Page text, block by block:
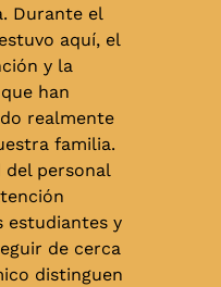
Durante el
aquí, el
y la
han
realmente
familia.
del personal
estudiantes y
de cerca
distinguen